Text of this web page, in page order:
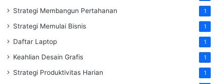
Strategi Membangun Pertahanan 1
Strategi Memulai Bisnis 1
Daftar Laptop 1
Keahlian Desain Grafis 1
Strategi Produktivitas Harian 1